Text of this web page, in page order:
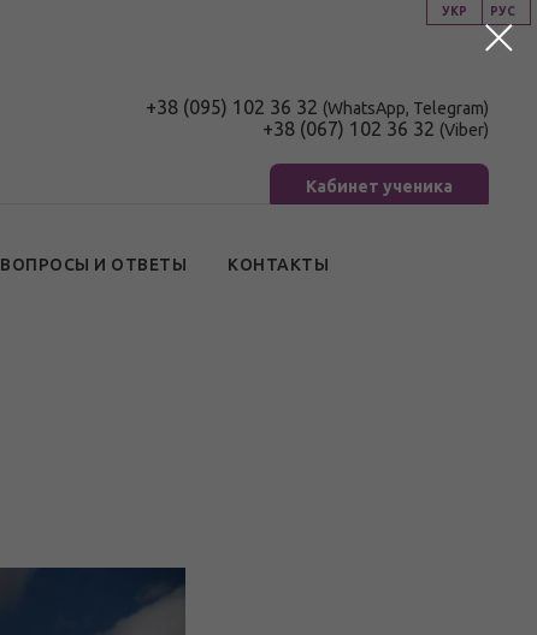
+38 (095) 102 36 32 (WhatsApp, Telegram)
+38 (067) 102 36 32 (Viber)
Кабинет ученика
ВОПРОСЫ И ОТВЕТЫ КОНТАКТЫ
РУС
УКР